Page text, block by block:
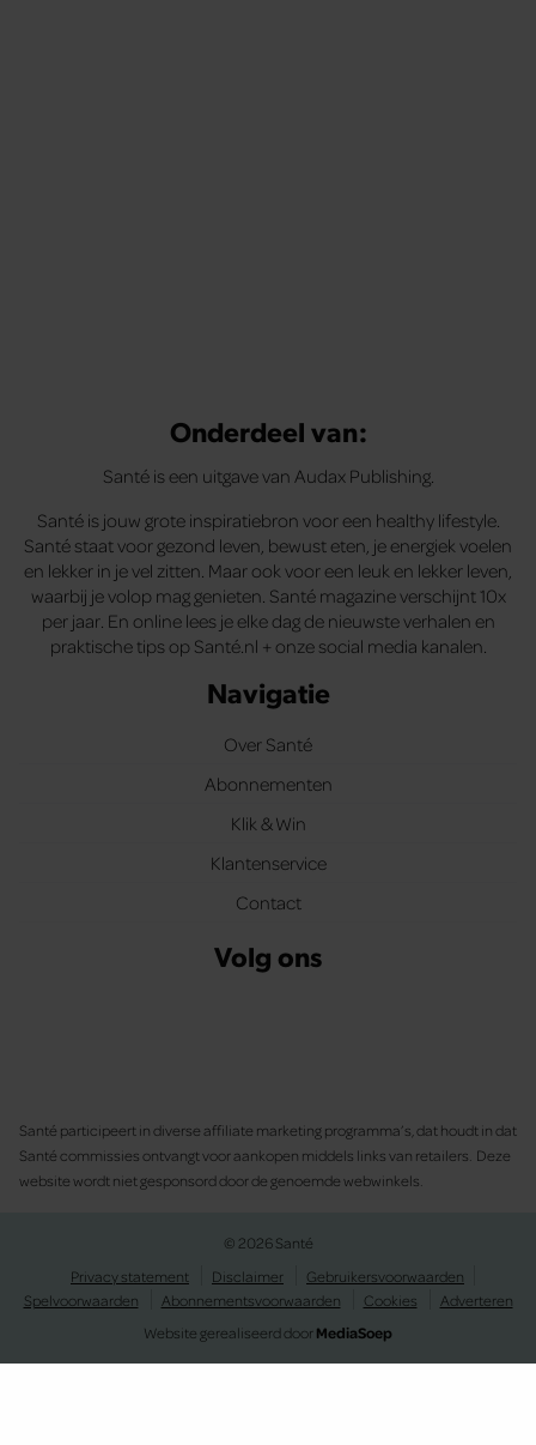
Onderdeel van:
Santé is een uitgave van Audax Publishing.
Santé is jouw grote inspiratiebron voor een healthy lifestyle.
Santé staat voor gezond leven, bewust eten, je energiek voelen
en lekker in je vel zitten. Maar ook voor een leuk en lekker leven,
waarbij je volop mag genieten. Santé magazine verschijnt 10x
per jaar. En online lees je elke dag de nieuwste verhalen en
praktische tips op Santé.nl + onze social media kanalen.
Navigatie
Over Santé
Abonnementen
Klik & Win
Klantenservice
Contact
Volg ons
Santé participeert in diverse affiliate marketing programma’s, dat houdt in dat
Santé commissies ontvangt voor aankopen middels links van retailers. Deze
website wordt niet gesponsord door de genoemde webwinkels.
© 2026 Santé
Privacy statement
Disclaimer
Gebruikersvoorwaarden
Spelvoorwaarden
Abonnementsvoorwaarden Cookies
Adverteren
Website gerealiseerd doorMediaSoep